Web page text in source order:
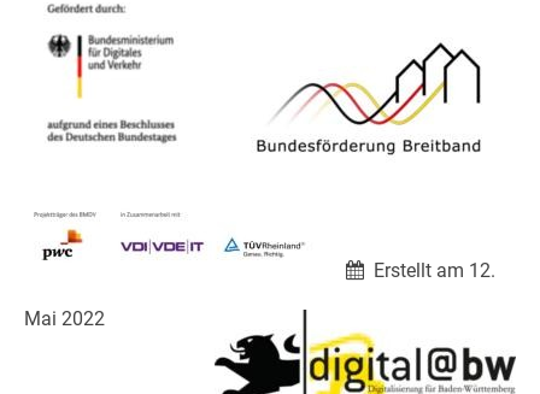
Erstellt am 12.
Mai 2022